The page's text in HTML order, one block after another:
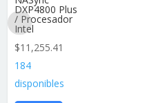
DXP4800 Plus
/ Procesador
Intel
$11,255.41
184
disponibles